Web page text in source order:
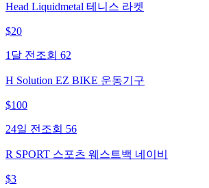
Head Liquidmetal 테니스 라켓
$20
1달 전 조회 62
H Solution EZ BIKE 운동기구
$100
24일 전 조회 56
R SPORT 스포츠 웨스트백 네이비
$3